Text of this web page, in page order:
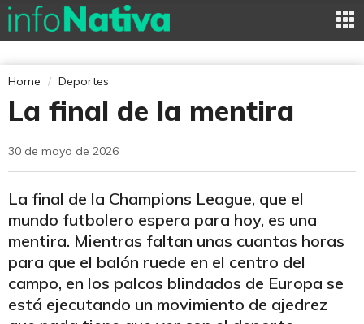
Home Deportes
La final de la mentira
30 de mayo de 2026
La final de la Champions League, que el
mundo futbolero espera para hoy, es una
mentira. Mientras faltan unas cuantas horas
para que el balón ruede en el centro del
campo, en los palcos blindados de Europa se
está ejecutando un movimiento de ajedrez